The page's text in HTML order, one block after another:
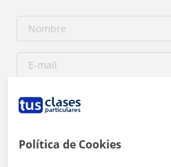
Política de Cookies